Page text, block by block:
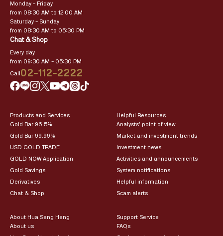
Monday – Friday
from 08:30 AM to 12:00 AM
Saturday – Sunday
from 08:30 AM to 05:30 PM
Chat & Shop
Every day
from 09:30 AM – 05:30 PM
Call02-112-2222
Products and Services
Gold Bar 96.5%
Gold Bar 99.99%
USD GOLD TRADE
GOLD NOW Application
Gold Savings
Derivatives
Chat & Shop
Helpful Resources
Analysts’ point of view
Market and investment trends
Investment news
Activities and announcements
System notifications
Helpful information
Scam alerts
About Hua Seng Heng
About us
Support Service
FAQs